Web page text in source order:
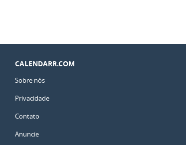
CALENDARR.COM
Sobre nós
Privacidade
Contato
Anuncie